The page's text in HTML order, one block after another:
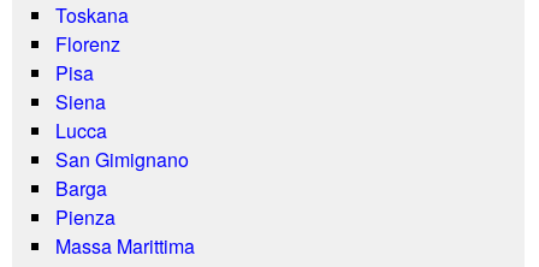
Toskana
Florenz
Pisa
Siena
Lucca
San Gimignano
Barga
Pienza
Massa Marittima